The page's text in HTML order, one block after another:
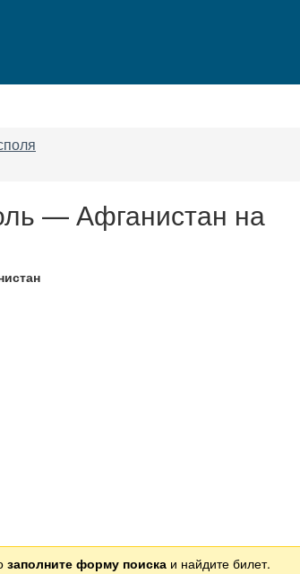
— Афганистан на
заполните форму поиска и найдите билет.